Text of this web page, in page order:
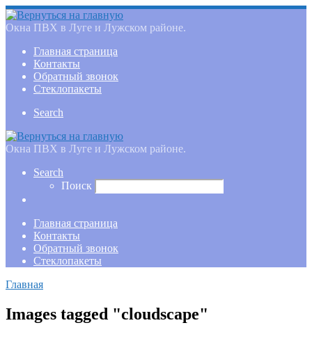
Окна ПВХ в Луге и Лужском районе.
Главная страница
Контакты
Обратный звонок
Стеклопакеты
Search
Окна ПВХ в Луге и Лужском районе.
Search
Поиск
Главная страница
Контакты
Обратный звонок
Стеклопакеты
Главная
Images tagged "cloudscape"